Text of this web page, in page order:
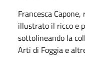
Francesca
illustrato il ricco e
sottolineando la
Arti di Foggia e